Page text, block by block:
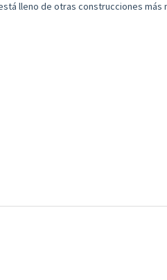
lleno de otras construcciones